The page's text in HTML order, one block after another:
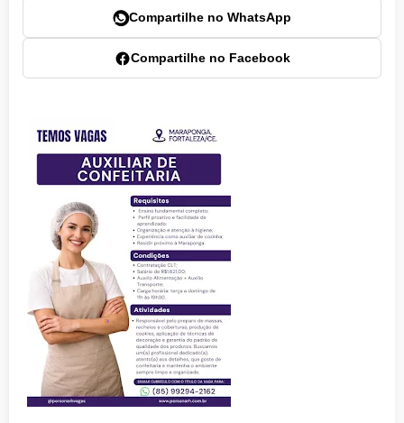
Compartilhe no WhatsApp
Compartilhe no Facebook